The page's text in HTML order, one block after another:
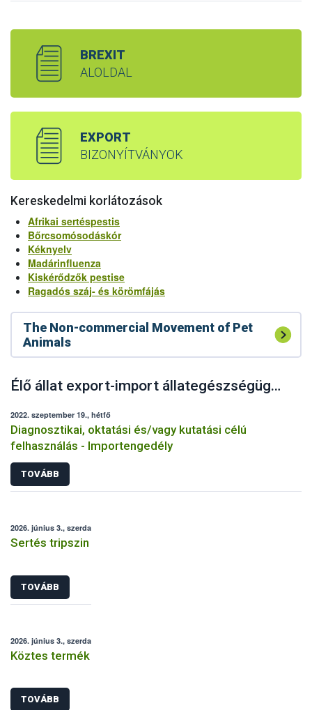
BREXIT
ALOLDAL
EXPORT
BIZONYÍTVÁNYOK
Kereskedelmi korlátozások
Afrikai sertéspestis
Bőrcsomósodáskór
Kéknyelv
Madárinfluenza
Kiskérődzők pestise
Ragadós száj- és körömfájás
The Non-commercial Movement of Pet
Animals
Élő állat export-import állategészségügyi feltételrendszere
2022. szeptember 19., hétfő
Diagnosztikai, oktatási és/vagy kutatási célú
felhasználás - Importengedély
TOVÁBB
2026. június 3., szerda
Sertés tripszin
TOVÁBB
2026. június 3., szerda
Köztes termék
TOVÁBB